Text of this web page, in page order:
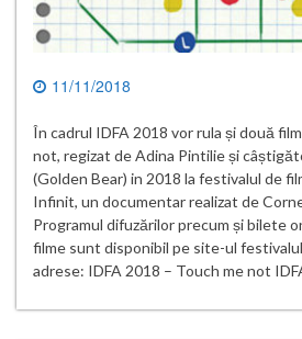
11/11/2018
În cadrul IDFA 2018 vor rula și două
not, regizat de Adina Pintilie și
(Golden Bear) in 2018 la festivalul de
Infinit, un documentar realizat de
Programul difuzărilor precum și bilete
filme sunt disponibil pe site-ul
adrese: IDFA 2018 – Touch me not